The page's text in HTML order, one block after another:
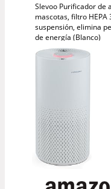
Slevoo Purificador de
mascotas, filtro HEPA
suspensión, elimina
de energía (Blanco)